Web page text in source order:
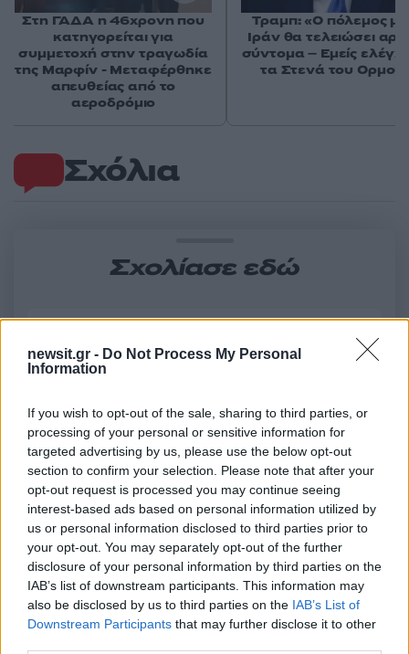
newsit.gr - Do Not Process My Personal
Information
If you wish to opt-out of the sale, sharing to third parties, or
processing of your personal or sensitive information for
targeted advertising by us, please use the below opt-out
section to confirm your selection. Please note that after your
opt-out request is processed you may continue seeing
interest-based ads based on personal information utilized by
us or personal information disclosed to third parties prior to
your opt-out. You may separately opt-out of the further
disclosure of your personal information by third parties on the
IAB’s list of downstream participants. This information may
also be disclosed by us to third parties on the IAB’s List of
Downstream Participants that may further disclose it to other
Σχόλια
Σχολίασε εδώ
50 /50
2000 /2000
Υποβολή σχολίου
Όροι Χρήσης. Το site προστατεύεται από reCAPTCHA, ισχύουν
Πολιτική Απορρήτου&Όροι Χρήσηςτης Google.
Lifestyle
ΜΑΡΙ ΣΑΝΤΑΛ
ΠΑΥΛΟΣ ΝΤΕ ΓΚΡΕΣ
Share:
Στη ΓΑΔΑ η 46χρονη που
κατηγορείται για
συμμετοχή στην τραγωδία
της Μαρφίν - Μεταφέρθηκε
απευθείας από το
αεροδρόμιο
Τραμπ: «Ο πόλεμος με
Ιράν θα τελειώσει
σύντομα – Εμείς
τα Στενά του